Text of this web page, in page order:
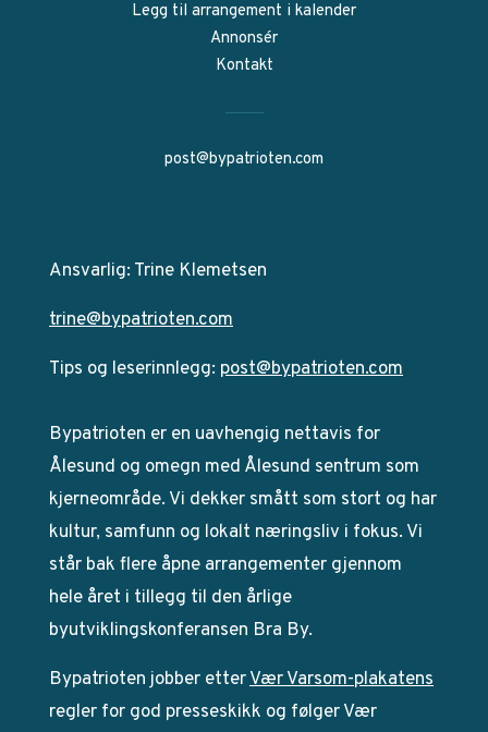
Legg til arrangement i kalender
Annonsér
Kontakt
post@bypatrioten.com
Ansvarlig: Trine Klemetsen
trine@bypatrioten.com
Tips og leserinnlegg: post@bypatrioten.com
Bypatrioten er en uavhengig nettavis for
Ålesund og omegn med Ålesund sentrum som
kjerneområde. Vi dekker smått som stort og har
kultur, samfunn og lokalt næringsliv i fokus. Vi
står bak flere åpne arrangementer gjennom
hele året i tillegg til den årlige
byutviklingskonferansen Bra By.
Bypatrioten jobber etterVær Varsom-plakatens
regler for god presseskikk og følger Vær